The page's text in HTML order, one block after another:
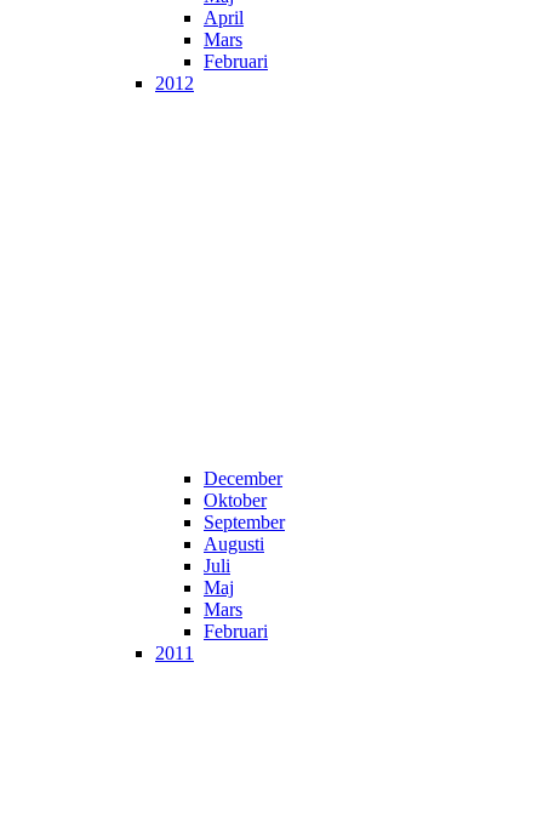
April
Mars
Februari
2012
December
Oktober
September
Augusti
Juli
Maj
Mars
Februari
2011